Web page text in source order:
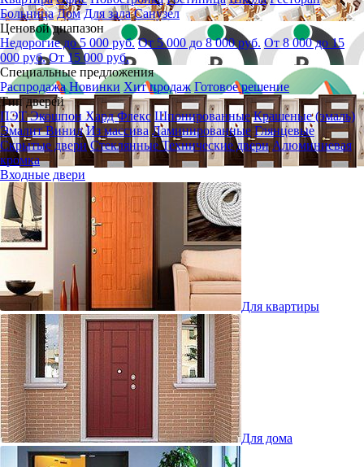
Больница Дом Для зала Санузел
Ценовой диапазон
Недорогие до 5 000 руб. От 5 000 до 8 000 руб. От 8 000 до 15
000 руб. От 15 000 руб.
Специальные предложения
Распродажа Новинки Хит продаж Готовое решение
Тип дверей
ПЭТЭкошпон Хард Флекс Шпонированные Крашеные (эмаль)
ЭмалитВинил Из массива Ламинированные Глянцевые
Скрытые двери СтеклянныеТехнические двери Алюминиевая
кромка
Входные двери
Для квартиры
Для дома